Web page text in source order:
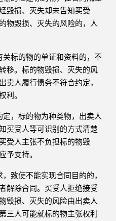
毁损、灭失却未告知买受
物毁损、灭失的风险的，人
关标的物的单证和资料的，不
移。标的物毁损、灭失的风
卖人履行债务不符合约定，
利。
定，标的物为种类物，出卖人
买受人等可识别的方式清楚
受人主张不负担标的物毁
予支持。
致使不能实现合同目的的，
解除合同。买受人拒绝接受
毁损、灭失的风险由出卖人
三人可能就标的物主张权利